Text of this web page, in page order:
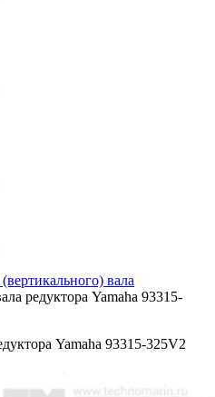
вала
редуктора Yamaha 93315-
Yamaha 93315-325V2